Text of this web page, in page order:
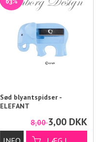
Sød blyantspidser -
ELEFANT
8,003,00 DKK